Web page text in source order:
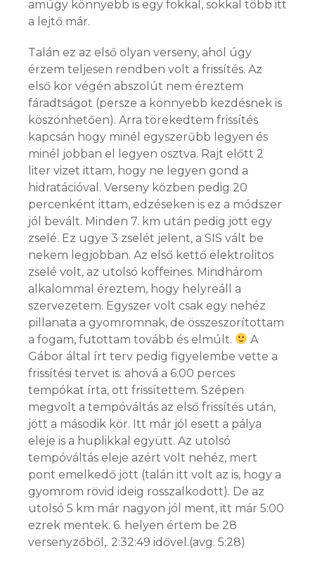
amúgy könnyebb is egy fokkal, sokkal több itt
a lejtő már.
Talán ez az első olyan verseny, ahol úgy
érzem teljesen rendben volt a frissítés. Az
első kör végén abszolút nem éreztem
fáradtságot (persze a könnyebb kezdésnek is
köszönhetően). Arra törekedtem frissítés
kapcsán hogy minél egyszerűbb legyen és
minél jobban el legyen osztva. Rajt előtt 2
liter vizet ittam, hogy ne legyen gond a
hidratációval. Verseny közben pedig 20
percenként ittam, edzéseken is ez a módszer
jól bevált. Minden 7. km után pedig jött egy
zselé. Ez ugye 3 zselét jelent, a SIS vált be
nekem legjobban. Az első kettő elektrolitos
zselé volt, az utolsó koffeines. Mindhárom
alkalommal éreztem, hogy helyreáll a
szervezetem. Egyszer volt csak egy nehéz
pillanata a gyomromnak, de összeszorítottam
a fogam, futottam tovább és elmúlt.
A
Gábor által írt terv pedig figyelembe vette a
frissítési tervet is: ahová a 6:00 perces
tempókat írta, ott frissítettem. Szépen
megvolt a tempóváltás az első frissítés után,
jött a második kör. Itt már jól esett a pálya
eleje is a huplikkal együtt. Az utolsó
tempóváltás eleje azért volt nehéz, mert
pont emelkedő jött (talán itt volt az is, hogy a
gyomrom rövid ideig rosszalkodott). De az
utolsó 5 km már nagyon jól ment, itt már 5:00
ezrek mentek. 6. helyen értem be 28
versenyzőből,. 2:32:49 idővel.(avg. 5:28)